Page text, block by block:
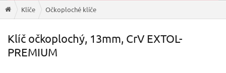
Klíče Očkoploché klíče
Klíč očkoplochý, 13mm, CrV EXTOL-
PREMIUM